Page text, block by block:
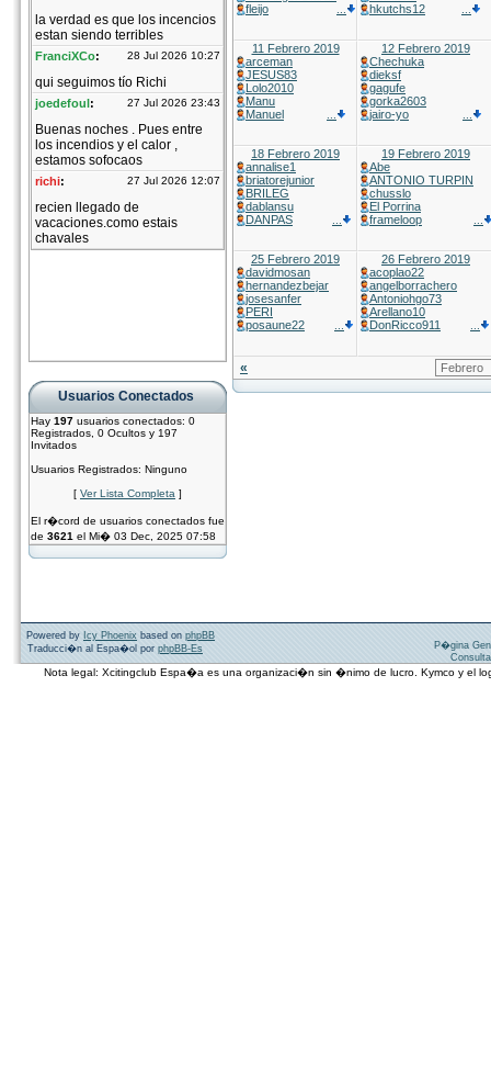
Usuarios Conectados
Hay 197 usuarios conectados: 0
Registrados, 0 Ocultos y 197
Invitados
Usuarios Registrados: Ninguno
[ Ver Lista Completa ]
El r�cord de usuarios conectados fue
de 3621 el Mi� 03 Dec, 2025 07:58
fleijo
hkutchs12
11 Febrero 2019
arceman
JESUS83
Lolo2010
Manu
Manuel
12 Febrero 2019
Chechuka
dieksf
gagufe
gorka2603
jairo-yo
18 Febrero 2019
annalise1
briatorejunior
BRILEG
dablansu
DANPAS
19 Febrero 2019
Abe
ANTONIO TURPIN
chusslo
El Porrina
frameloop
25 Febrero 2019
davidmosan
hernandezbejar
josesanfer
PERI
posaune22
26 Febrero 2019
acoplao22
angelborrachero
Antoniohgo73
Arellano10
DonRicco911
«
Powered by Icy Phoenix based on phpBB
Traducci�n al Espa�ol por phpBB-Es
P�gina
Nota legal: Xcitingclub Espa�a es una organizaci�n sin �nimo de lucro. Kymco y el